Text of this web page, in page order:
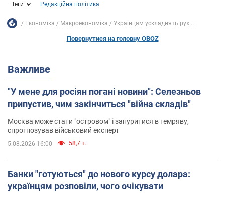
Теги Редакційна політика
Економіка Mакроекономіка Українцям ускладнять рух...
Повернутися на головну OBOZ
Важливе
"У мене для росіян погані новини": Селезньов
припустив, чим закінчиться "війна складів"
Москва може стати "островом" і зануритися в темряву,
спрогнозував військовий експерт
5.08.2026 16:00 58,7 т.
Банки "готуються" до нового курсу долара:
українцям розповіли, чого очікувати